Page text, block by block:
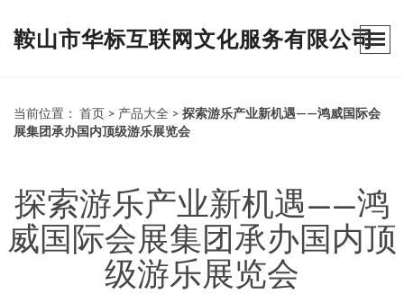
鞍山市华标互联网文化服务有限公司
当前位置： 首页 > 产品大全 > 探索游乐产业新机遇——鸿威国际会
展集团承办国内顶级游乐展览会
探索游乐产业新机遇——鸿
威国际会展集团承办国内顶
级游乐展览会